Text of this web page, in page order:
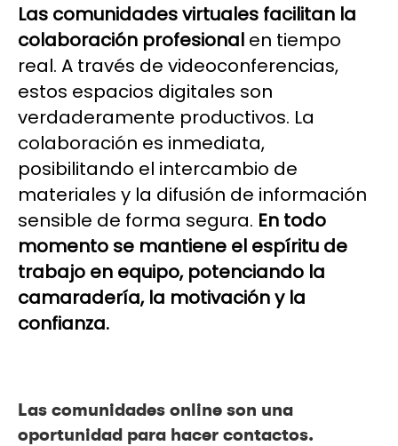
Las comunidades virtuales facilitan la
colaboración profesional en tiempo
real. A través de videoconferencias,
estos espacios digitales son
verdaderamente productivos. La
colaboración es inmediata,
posibilitando el intercambio de
materiales y la difusión de información
sensible de forma segura. En todo
momento se mantiene el espíritu de
trabajo en equipo, potenciando la
camaradería, la motivación y la
confianza.
Las comunidades online son una
oportunidad para hacer contactos.